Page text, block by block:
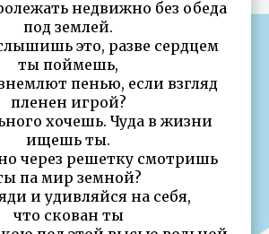
недвижно без обеда
под землей.
это, разве сердцем
ты поймешь,
пенью, если взгляд
пленен игрой?
хочешь. Чуда в жизни
ищешь ты.
через решетку смотришь
па мир земной?
и удивляйся на себя,
что скован ты